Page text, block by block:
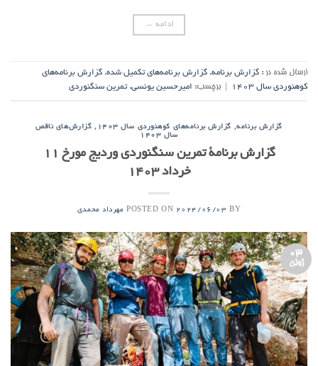
ادامه →
ارسال شده در : گزارش برنامه, گزارش برنامه‌های تکمیل شده, گزارش برنامه‌های
کوهنوردی سال ۱۴۰۳
برچسب: امیرحسین یونسی,تمرین سنگنوردی
گزارش برنامه, گزارش برنامه‌های کوهنوردی سال ۱۴۰۳ , گزارش‌های ناقص
سال ۱۴۰۳
گزارش برنامۀ تمرین سنگنوردی وردیج مورخ ۱۱
خرداد ۱۴۰۳
POSTED ON 2024/06/03 BY مهرداد محمدی
03
ژوئن